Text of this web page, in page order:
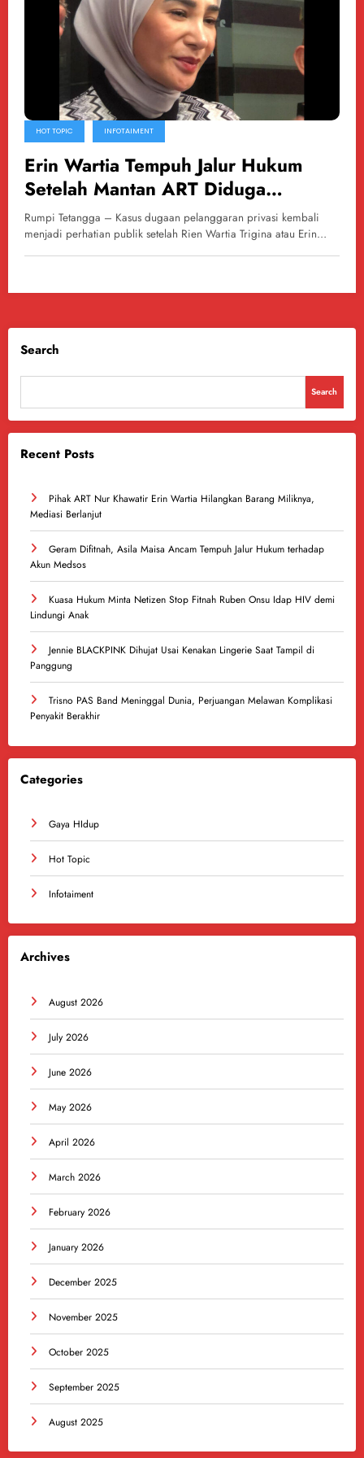
HOT TOPIC INFOTAIMENT
Erin Wartia Tempuh Jalur Hukum
Setelah Mantan ART Diduga
Sebarkan Privasi
Rumpi Tetangga – Kasus dugaan pelanggaran privasi kembali
menjadi perhatian publik setelah Rien Wartia Trigina atau Erin…
Search
Search
Recent Posts
Pihak ART Nur Khawatir Erin Wartia Hilangkan Barang Miliknya,
Mediasi Berlanjut
Geram Difitnah, Asila Maisa Ancam Tempuh Jalur Hukum terhadap
Akun Medsos
Kuasa Hukum Minta Netizen Stop Fitnah Ruben Onsu Idap HIV demi
Lindungi Anak
Jennie BLACKPINK Dihujat Usai Kenakan Lingerie Saat Tampil di
Panggung
Trisno PAS Band Meninggal Dunia, Perjuangan Melawan Komplikasi
Penyakit Berakhir
Categories
Gaya HIdup
Hot Topic
Infotaiment
Archives
August 2026
July 2026
June 2026
May 2026
April 2026
March 2026
February 2026
January 2026
December 2025
November 2025
October 2025
September 2025
August 2025